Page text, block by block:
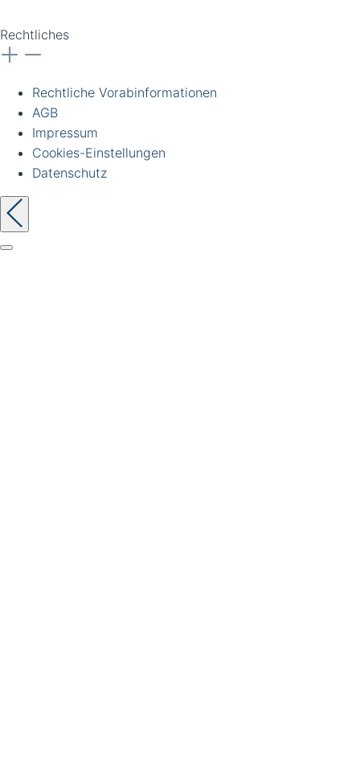
Rechtliches
Rechtliche Vorabinformationen
AGB
Impressum
Cookies-Einstellungen
Datenschutz